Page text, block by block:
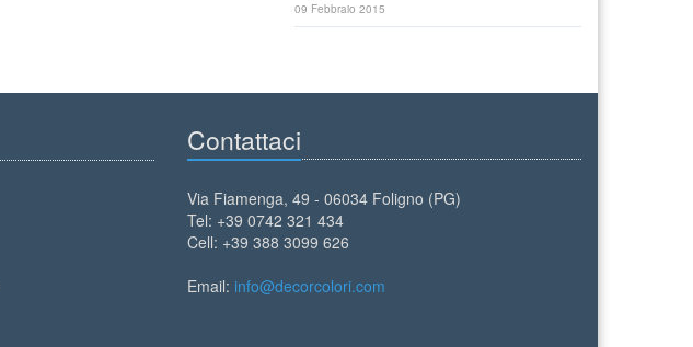
09 Febbraio 2015
Contattaci
Via Fiamenga, 49 - 06034 Foligno (PG)
Tel: +39 0742 321 434
Cell: +39 388 3099 626
Email: info@decorcolori.com